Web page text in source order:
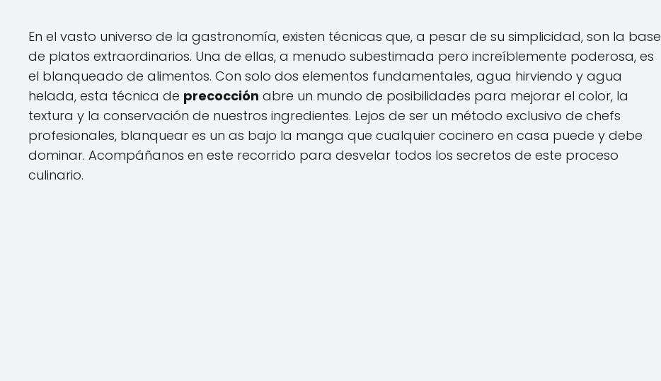
En el vasto universo de la gastronomía, existen técnicas que, a pesar de su simplicidad, son la base
de platos extraordinarios. Una de ellas, a menudo subestimada pero increíblemente poderosa, es
el blanqueado de alimentos. Con solo dos elementos fundamentales, agua hirviendo y agua
helada, esta técnica de precocción abre un mundo de posibilidades para mejorar el color, la
textura y la conservación de nuestros ingredientes. Lejos de ser un método exclusivo de chefs
profesionales, blanquear es un as bajo la manga que cualquier cocinero en casa puede y debe
dominar. Acompáñanos en este recorrido para desvelar todos los secretos de este proceso
culinario.